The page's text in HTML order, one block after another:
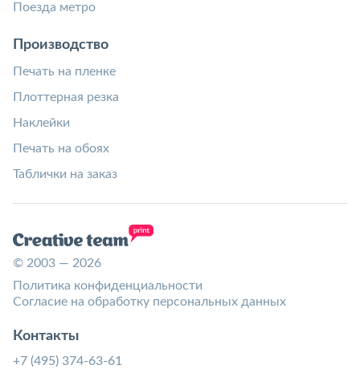
Поезда метро
Производство
Печать на пленке
Плоттерная резка
Наклейки
Печать на обоях
Таблички на заказ
© 2003 — 2026
Политика конфиденциальности
Согласие на обработку персональных данных
Контакты
+7 (495) 374-63-61